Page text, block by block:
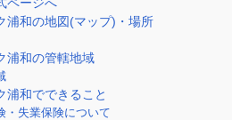
浦和の地図(マップ)・場所
浦和の管轄地域
浦和でできること
・失業保険について